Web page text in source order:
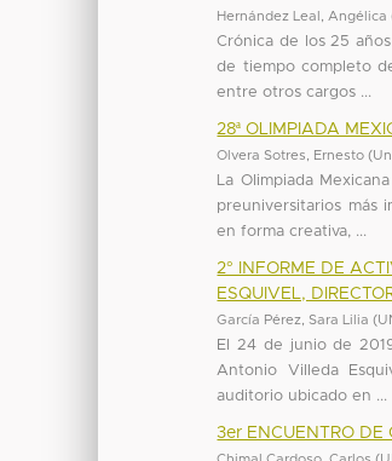
Hernández Leal, Angélica
Crónica de los 25
de tiempo completo
entre otros cargos ...
28ª OLIMPIADA
Olvera Sotres, Ernesto (
La Olimpiada
preuniversitarios más
en forma creativa, ...
2° INFORME DE
ESQUIVEL,
García Pérez, Sara Lilia (
El 24 de junio de
Antonio Villeda
auditorio ubicado en ...
3er ENCUENTRO DE